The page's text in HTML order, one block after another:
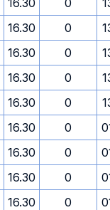
16.30 0
16.30 0
16.30 0
16.30 0
16.30 0
16.30 0
16.30 0
16.30 0
16.30 0